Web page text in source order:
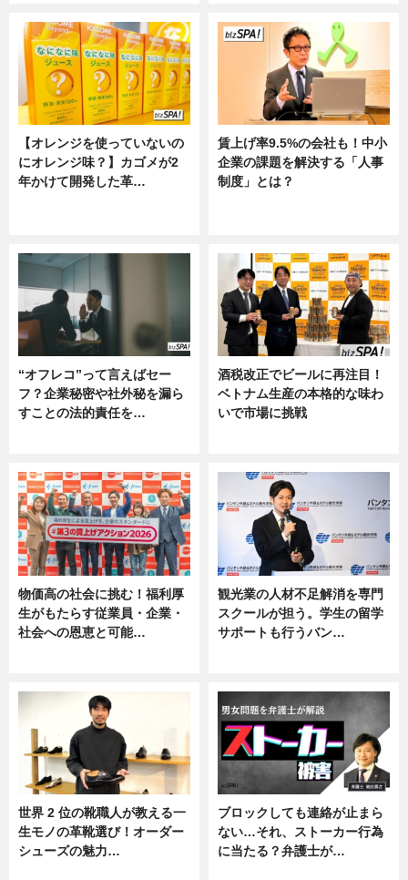
【オレンジを使っていないの
にオレンジ味？】カゴメが2
年かけて開発した革…
賃上げ率9.5%の会社も！中小
企業の課題を解決する「人事
制度」とは？
“オフレコ”って言えばセー
フ？企業秘密や社外秘を漏ら
すことの法的責任を…
酒税改正でビールに再注目！
ベトナム生産の本格的な味わ
いで市場に挑戦
物価高の社会に挑む！福利厚
生がもたらす従業員・企業・
社会への恩恵と可能…
観光業の人材不足解消を専門
スクールが担う。学生の留学
サポートも行うバン…
世界 2 位の靴職人が教える一
生モノの革靴選び！オーダー
シューズの魅力…
ブロックしても連絡が止まら
ない…それ、ストーカー行為
に当たる？弁護士が…